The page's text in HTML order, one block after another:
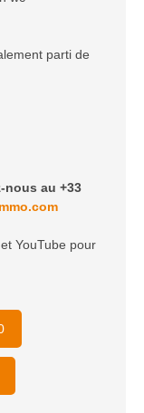
parti de
nous au +33
YouTube pour